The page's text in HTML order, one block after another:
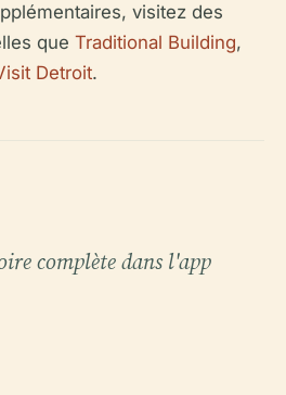
visitez des
que Traditional Building,
Detroit.
complète dans l'app